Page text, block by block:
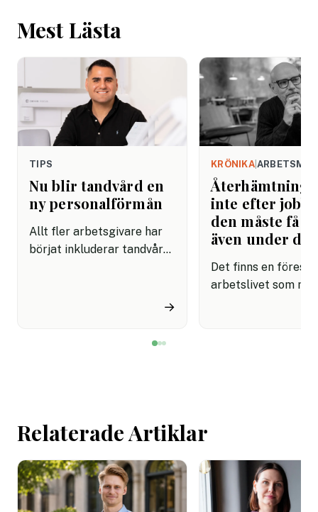
Mest Lästa
TIPS
Nu blir tandvård en
ny personalförmån
Allt fler arbetsgivare har
börjat inkluderar tandvård i
miljon svenskar uppger att
→
KRÖNIKA|
Återhämtning
inte efter
den måste få
även under
Det finns en
arbetslivet som
Relaterade Artiklar